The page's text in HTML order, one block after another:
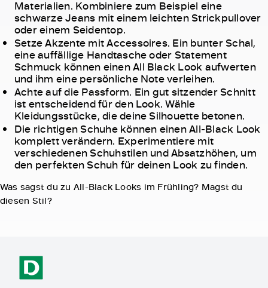
Materialien. Kombiniere zum Beispiel eine
schwarze Jeans mit einem leichten Strickpullover
oder einem Seidentop.
Setze Akzente mit Accessoires. Ein bunter Schal,
eine auffällige Handtasche oder Statement
Schmuck können einen All Black Look aufwerten
und ihm eine persönliche Note verleihen.
Achte auf die Passform. Ein gut sitzender Schnitt
ist entscheidend für den Look. Wähle
Kleidungsstücke, die deine Silhouette betonen.
Die richtigen Schuhe können einen All-Black Look
komplett verändern. Experimentiere mit
verschiedenen Schuhstilen und Absatzhöhen, um
den perfekten Schuh für deinen Look zu finden.
Was sagst du zu All-Black Looks im Frühling? Magst du
diesen Stil?